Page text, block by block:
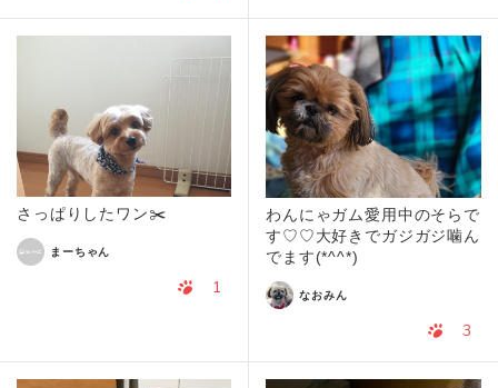
さっぱりしたワン✂️
まーちゃん
1
わんにゃガム愛用中のそらで
す♡♡大好きでガジガジ噛ん
でます(*^^*)
なおみん
3